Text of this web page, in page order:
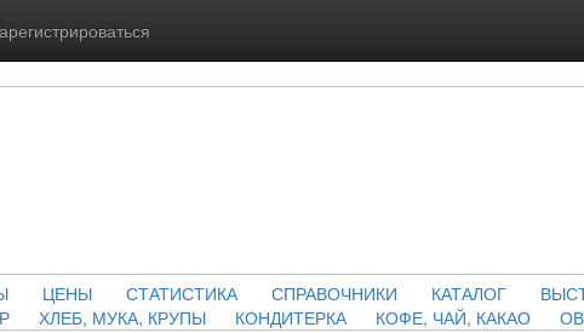
ЦЕНЫ СТАТИСТИКА СПРАВОЧНИКИ КАТАЛОГ
ХЛЕБ, МУКА, КРУПЫ КОНДИТЕРКА КОФЕ, ЧАЙ, КАКАО